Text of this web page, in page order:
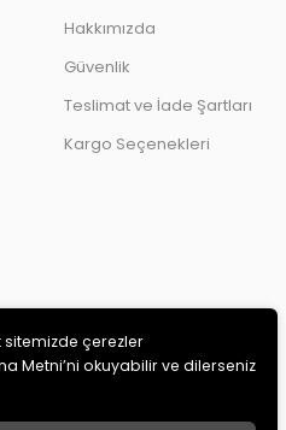
Hakkımızda
Güvenlik
Teslimat ve İade Şartları
Kargo Seçenekleri
sitemizde çerezler
Metni’ni okuyabilir ve dilerseniz